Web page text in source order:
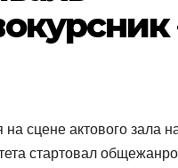
на сцене актового зала
стартовал